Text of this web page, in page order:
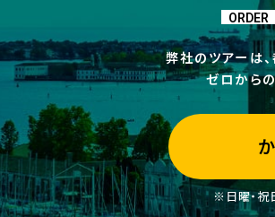
ORDER
弊社のツアーは
ゼロから
※日曜・祝